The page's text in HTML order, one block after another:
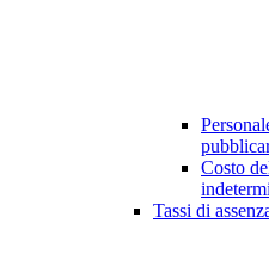
Costo
Tassi di